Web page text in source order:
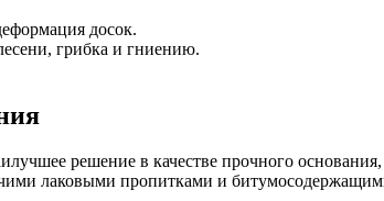
досок.
грибка и гниению.
решение в качестве прочного
лаковыми пропитками и